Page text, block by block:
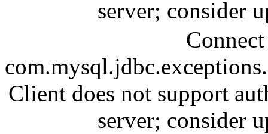
server; consider
Client does not support
server; consider